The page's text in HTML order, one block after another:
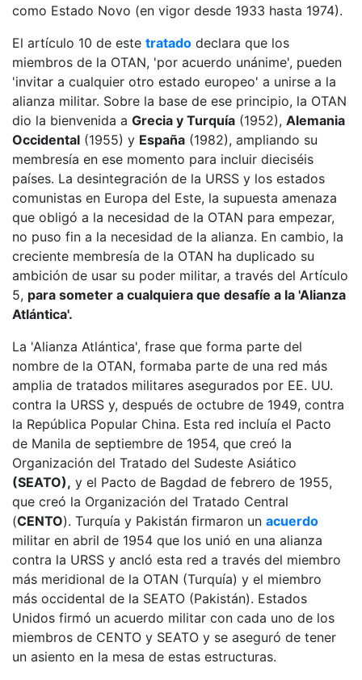
como Estado Novo (en vigor desde 1933 hasta 1974).
El artículo 10 de este tratado declara que los
miembros de la OTAN, 'por acuerdo unánime', pueden
'invitar a cualquier otro estado europeo' a unirse a la
alianza militar. Sobre la base de ese principio, la OTAN
dio la bienvenida a Grecia y Turquía (1952), Alemania
Occidental (1955) y España (1982), ampliando su
membresía en ese momento para incluir dieciséis
países. La desintegración de la URSS y los estados
comunistas en Europa del Este, la supuesta amenaza
que obligó a la necesidad de la OTAN para empezar,
no puso fin a la necesidad de la alianza. En cambio, la
creciente membresía de la OTAN ha duplicado su
ambición de usar su poder militar, a través del Artículo
5, para someter a cualquiera que desafíe a la 'Alianza
Atlántica'.
La 'Alianza Atlántica', frase que forma parte del
nombre de la OTAN, formaba parte de una red más
amplia de tratados militares asegurados por EE. UU.
contra la URSS y, después de octubre de 1949, contra
la República Popular China. Esta red incluía el Pacto
de Manila de septiembre de 1954, que creó la
Organización del Tratado del Sudeste Asiático
(SEATO), y el Pacto de Bagdad de febrero de 1955,
que creó la Organización del Tratado Central
(CENTO). Turquía y Pakistán firmaron un acuerdo
militar en abril de 1954 que los unió en una alianza
contra la URSS y ancló esta red a través del miembro
más meridional de la OTAN (Turquía) y el miembro
más occidental de la SEATO (Pakistán). Estados
Unidos firmó un acuerdo militar con cada uno de los
miembros de CENTO y SEATO y se aseguró de tener
un asiento en la mesa de estas estructuras.